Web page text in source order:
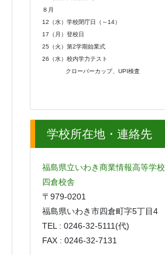
８月
12（水）学校閉庁日（～14）
17（月）登校日
25（火）第2学期始業式
26（水）校内学力テスト
クローバーカップ、UPI検査
学校所在地・連絡先
福島県立いわき商業情報高等学校
四倉校舎
〒979-0201
福島県いわき市四倉町字5丁目4
TEL : 0246-32-5111(代)
FAX : 0246-32-7131